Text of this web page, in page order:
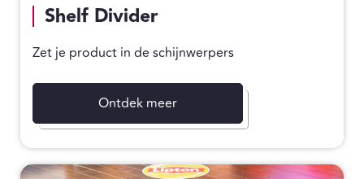
Shelf Divider
Zet je product in de schijnwerpers
Ontdek meer